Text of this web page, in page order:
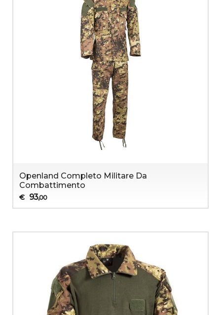
Openland Completo Militare Da
Combattimento
€ 93,00